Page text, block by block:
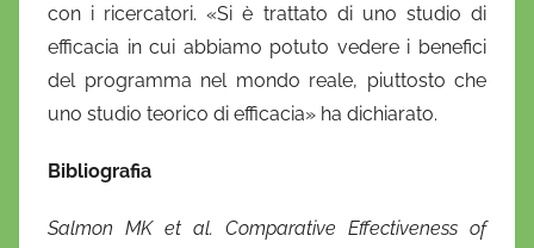
con i ricercatori. «Si è trattato di uno studio di
efficacia in cui abbiamo potuto vedere i benefici
del programma nel mondo reale, piuttosto che
uno studio teorico di efficacia» ha dichiarato.
Bibliografia
Salmon MK et al. Comparative Effectiveness of